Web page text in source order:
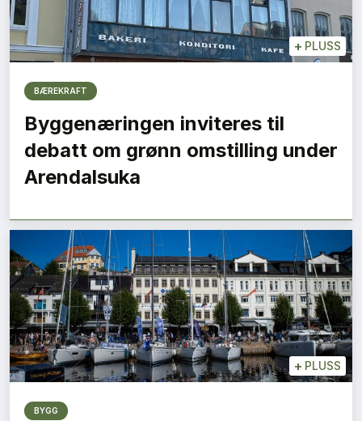
+ PLUSS
BÆREKRAFT
Byggenæringen inviteres til
debatt om grønn omstilling under
Arendalsuka
+ PLUSS
BYGG